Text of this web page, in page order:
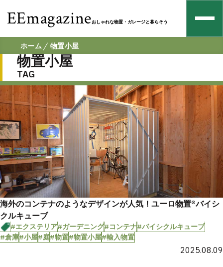
EEmagazineおしゃれな物置・ガレージと暮らそう
ホーム 物置小屋
物置小屋
TAG
海外のコンテナのようなデザインが人気！ユーロ物置®️バイシ
クルキューブ
#エクステリア#ガーデニング#コンテナ#バイシクルキューブ
#倉庫#小屋#庭#物置#物置小屋#輸入物置
2025.08.09